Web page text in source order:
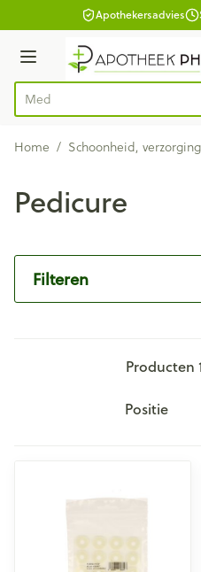
Ga naar de inhoudApothekersadvies
Menu
Product, merk, categorie...
V
Home / Schoonheid,
Pedicure
Filteren
Producten 1
Sorteer op: